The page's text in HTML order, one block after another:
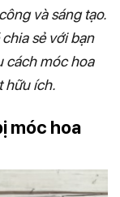
và sáng tạo.
sẻ với bạn
cách móc hoa
hữu ích.
móc hoa